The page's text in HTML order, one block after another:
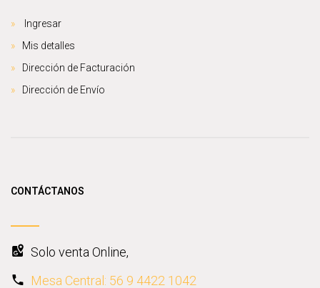
Ingresar
Mis detalles
Dirección de Facturación
Dirección de Envío
CONTÁCTANOS
Solo venta Online,
Mesa Central: 56 9 4422 1042